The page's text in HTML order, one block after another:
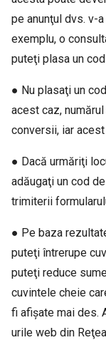
pe anunţul dvs. v-
exemplu, o
puteţi plasa un
● Nu plasaţi un
acest caz,
conversii, iar
● Dacă urmăriţi
adăugaţi un cod
trimiterii
● Pe baza
puteţi întrerupe
puteţi reduce
cuvintele cheie
fi afişate mai des.
urile web din